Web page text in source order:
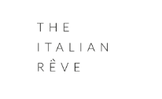
ITALIAN
RÊVE